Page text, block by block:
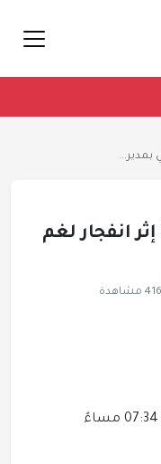
بمدير...
انفجار لغم
416 مشاهدة